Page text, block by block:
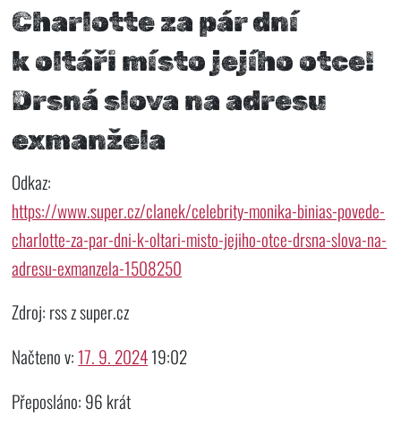
Charlotte za pár dní
k oltáři místo jejího otce!
Drsná slova na adresu
exmanžela
Odkaz:
https://www.super.cz/clanek/celebrity-monika-binias-povede-
charlotte-za-par-dni-k-oltari-misto-jejiho-otce-drsna-slova-na-
adresu-exmanzela-1508250
Zdroj: rss z super.cz
Načteno v:17. 9. 202419:02
Přeposláno: 96 krát